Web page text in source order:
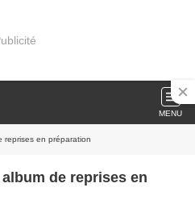
MENU
reprises en préparation
de reprises en